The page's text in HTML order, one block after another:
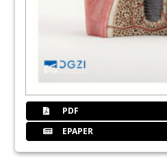
PDF
EPAPER